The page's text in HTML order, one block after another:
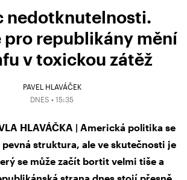
nedotknutelnosti.
pro republikány mění
v toxickou zátěž
PAVEL HLAVÁČEK
DNES • 15:35
HLAVÁČKA | Americká politika se
struktura, ale ve skutečnosti je
se může začít bortit velmi tiše a